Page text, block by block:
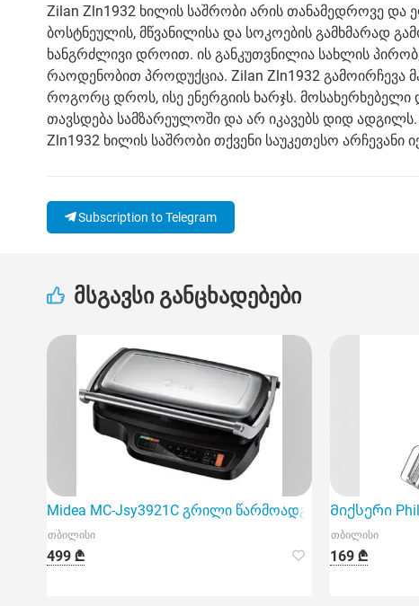
Zilan Zln1932 ხილის საშრობი არის თანამედროვე
ბოსტნეულის, მწვანილისა და სოკოების გამხმარად
ხანგრძლივი დროით. ის განკუთვნილია სახლის
რაოდენობით პროდუქცია. Zilan Zln1932 გამოირჩევა
როგორც დროს, ისე ენერგიის ხარჯს. მოსახერხებელი
თავსდება სამზარეულოში და არ იკავებს დიდ
Zln1932 ხილის საშრობი თქვენი საუკეთესო არჩევანი
Subscription to Telegram
მსგავსი განცხადებები
Midea MC-Jsy3921C გრილი წარმოადგენს
თბილისი
499 ₾
Მიქსერი
თბილისი
169 ₾